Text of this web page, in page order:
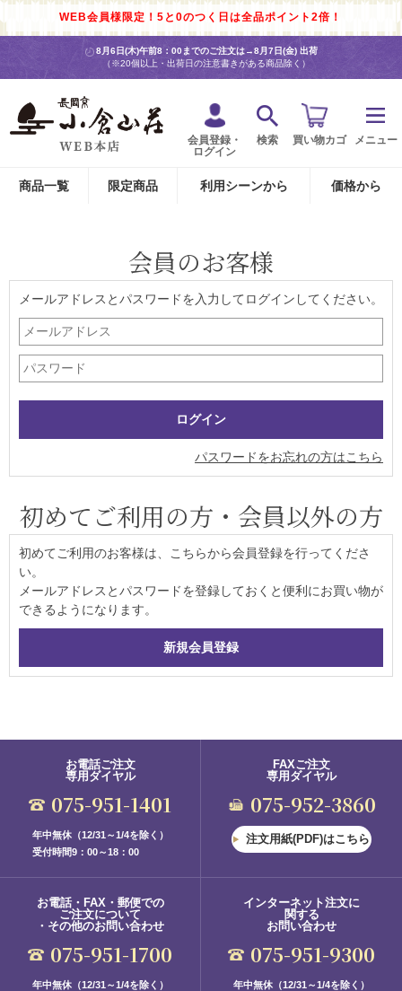
WEB会員様限定！5と0のつく日は全品ポイント2倍！
8月6日(木)午前8：00までのご注文は→8月7日(金) 出荷
（※20個以上・出荷日の注意書きがある商品除く）
会員登録・
ログイン
検索 買い物カゴ メニュー
商品一覧 限定商品 利用シーンから 価格から
会員のお客様
メールアドレスとパスワードを入力してログインしてください。
パスワードをお忘れの方はこちら
初めてご利用の方・会員以外の方
初めてご利用のお客様は、こちらから会員登録を行ってくださ
い。
メールアドレスとパスワードを登録しておくと便利にお買い物が
できるようになります。
お電話ご注文
専用ダイヤル
075-951-1401
年中無休（12/31～1/4を除く）
受付時間9：00～18：00
FAXご注文
専用ダイヤル
075-952-3860
注文用紙(PDF)はこちら
お電話・FAX・郵便での
ご注文について
・その他のお問い合わせ
075-951-1700
年中無休（12/31～1/4を除く）
インターネット注文に
関する
お問い合わせ
075-951-9300
年中無休（12/31～1/4を除く）